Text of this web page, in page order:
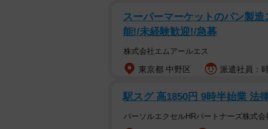
「京都丹波発 まるごと経済白書」を執
亀岡商工会議所が出版を企画し、
た。亀岡の経済を取り上げた著書は
スーパーマーケットのパン製
能!/未経験歓迎!/急募
株式会社エムアールエス
東京都 中野区 派遣社員：
駅スグ 高1850円 9時半始業 法
パーソルエクセルHRパートナーズ株式会